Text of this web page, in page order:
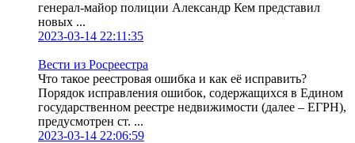
генерал-майор полиции Александр Кем представил
новых ...
2023-03-14 22:11:35
Вести из Росреестра
Что такое реестровая ошибка и как её исправить?
Порядок исправления ошибок, содержащихся в Едином
государственном реестре недвижимости (далее – ЕГРН),
предусмотрен ст. ...
2023-03-14 22:06:59